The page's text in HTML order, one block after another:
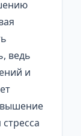
ведь
и